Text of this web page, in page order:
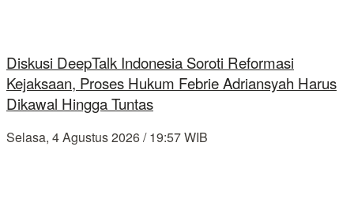
Diskusi DeepTalk Indonesia Soroti Reformasi
Kejaksaan, Proses Hukum Febrie Adriansyah Harus
Dikawal Hingga Tuntas
Selasa, 4 Agustus 2026 / 19:57 WIB